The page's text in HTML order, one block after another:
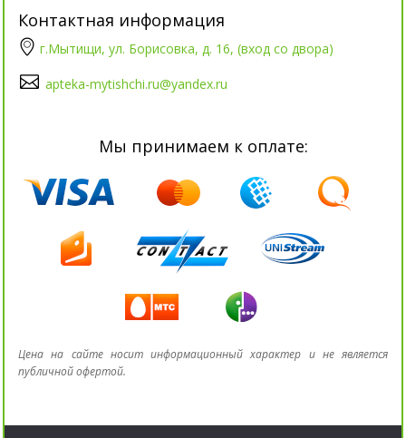
Контактная информация
г.Мытищи, ул. Борисовка, д. 16, (вход со двора)
apteka-mytishchi.ru@yandex.ru
Мы принимаем к оплате:
Цена на сайте носит информационный характер и не является
публичной офертой.